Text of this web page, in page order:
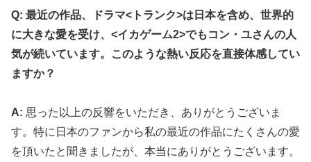
Q: 最近の作品、ドラマ<トランク>は日本を含め、世界的
に大きな愛を受け、<イカゲーム2>でもコン・ユさんの人
気が続いています。このような熱い反応を直接体感してい
ますか？
A: 思った以上の反響をいただき、ありがとうございま
す。特に日本のファンから私の最近の作品にたくさんの愛
を頂いたと聞きましたが、本当にありがとうございます。